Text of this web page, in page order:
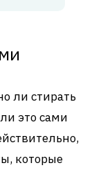
ли стирать
это сами
которые